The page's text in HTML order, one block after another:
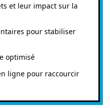
et leur impact sur la
pour stabiliser
optimisé
ligne pour raccourcir